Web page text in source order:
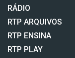
RÁDIO
RTP ARQUIVOS
RTP ENSINA
RTP PLAY